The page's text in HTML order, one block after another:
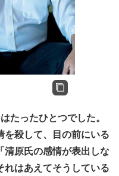
たったひとつでした。
を殺して、目の前にいる
清原氏の感情が表出しな
れはあえてそうしている